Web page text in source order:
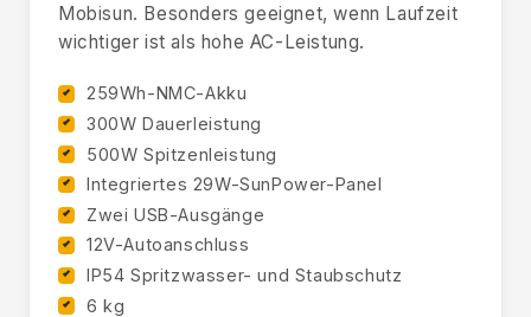
Mobisun. Besonders geeignet, wenn Laufzeit
wichtiger ist als hohe AC-Leistung.
259Wh-NMC-Akku
300W Dauerleistung
500W Spitzenleistung
Integriertes 29W-SunPower-Panel
Zwei USB-Ausgänge
12V-Autoanschluss
IP54 Spritzwasser- und Staubschutz
6 kg